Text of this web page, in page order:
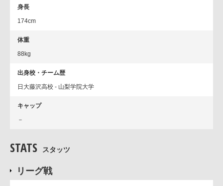
身長
174cm
体重
88kg
出身校・チーム歴
日大藤沢高校 - 山梨学院大学
キャップ
－
STATS スタッツ
リーグ戦